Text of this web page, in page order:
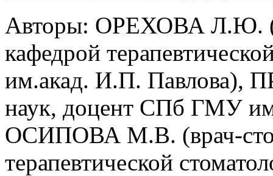
Авторы: ОРЕХОВА Л.Ю.
кафедрой
им.акад. И.П. Павлова),
наук, доцент СПб ГМУ
ОСИПОВА М.В. (врач-
терапевтической